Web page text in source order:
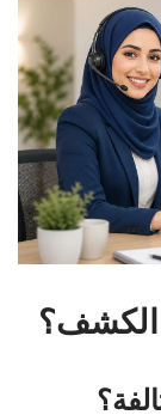
الكشف؟